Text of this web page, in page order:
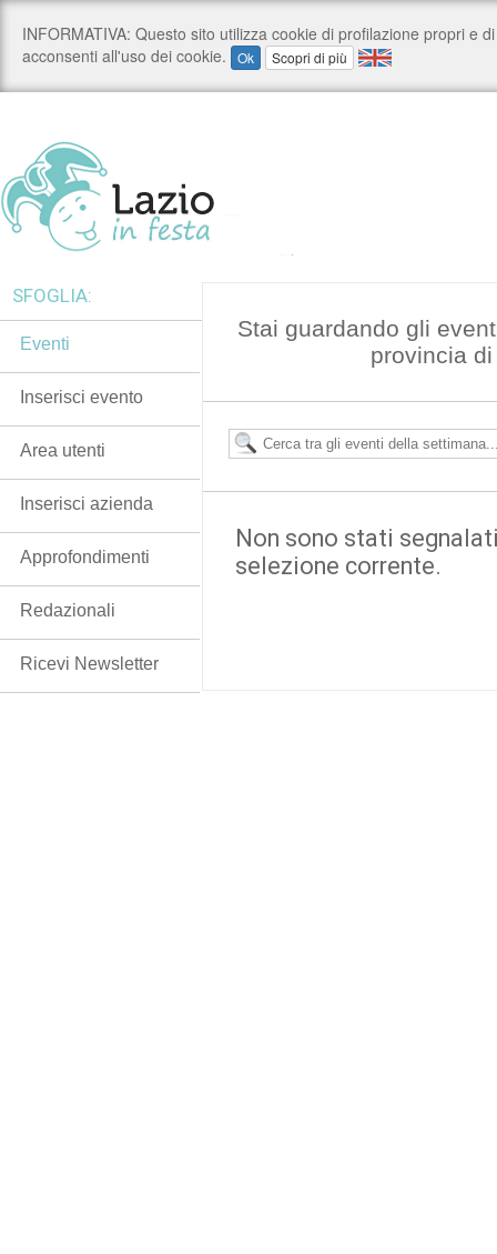
Stai guardando gli
provincia
Non sono stati
selezione corrente.
SFOGLIA:
Eventi
Inserisci evento
Area utenti
Inserisci azienda
Approfondimenti
Redazionali
Ricevi Newsletter